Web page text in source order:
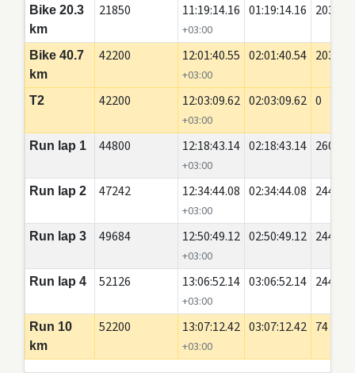
Bike 20.3
km
21850 11:19:14.16
+03:00
01:19:14.16 20350
Bike 40.7
km
42200 12:01:40.55
+03:00
02:01:40.54 20350
T2 42200 12:03:09.62
+03:00
02:03:09.62 0
Run lap 1 44800 12:18:43.14
+03:00
02:18:43.14 2600
Run lap 2 47242 12:34:44.08
+03:00
02:34:44.08 2442
Run lap 3 49684 12:50:49.12
+03:00
02:50:49.12 2442
Run lap 4 52126 13:06:52.14
+03:00
03:06:52.14 2442
Run 10
km
52200 13:07:12.42
+03:00
03:07:12.42 74